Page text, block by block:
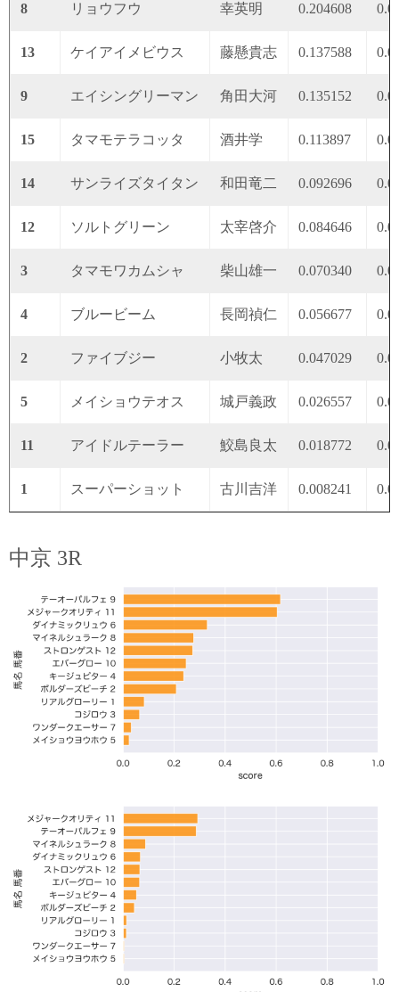
8 リョウフウ 幸英明 0.204608
13 ケイアイメビウス 藤懸貴志 0.137588
9 エイシングリーマン 角田大河 0.135152
15 タマモテラコッタ 酒井学 0.113897
14 サンライズタイタン 和田竜二 0.092696
12 ソルトグリーン 太宰啓介 0.084646
3 タマモワカムシャ 柴山雄一 0.070340
4 ブルービーム 長岡禎仁 0.056677
2 ファイブジー 小牧太 0.047029
5 メイショウテオス 城戸義政 0.026557
11 アイドルテーラー 鮫島良太 0.018772
1 スーパーショット 古川吉洋 0.008241
中京 3R